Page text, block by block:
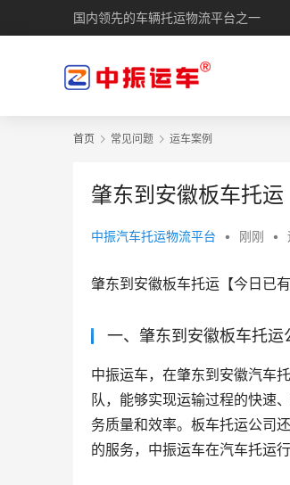
国内领先的车辆托运物流平台之一
首页 常见问题 运车案例
肇东到安徽板车托
中振汽车托运物流平台 • 刚刚 •
肇东到安徽板车托运【今日已
一、肇东到安徽板车托运
中振运车，在肇东到安徽汽车
队，能够实现运输过程的快速
务质量和效率。板车托运公司
的服务，中振运车在汽车托运